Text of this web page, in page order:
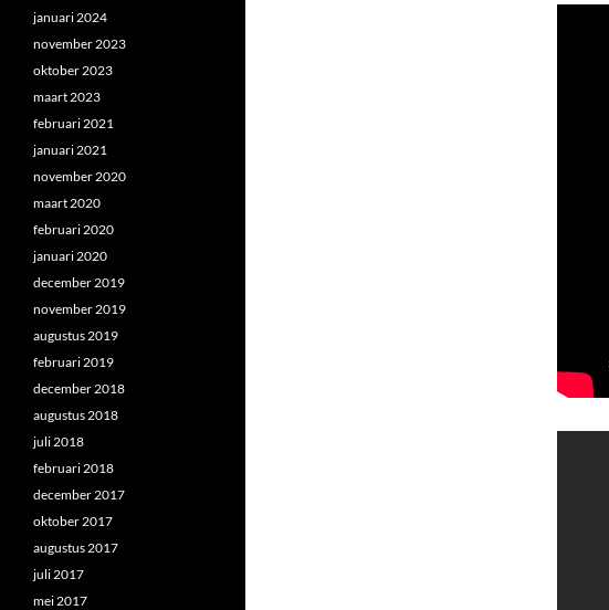
januari 2024
november 2023
oktober 2023
maart 2023
februari 2021
januari 2021
november 2020
maart 2020
februari 2020
januari 2020
december 2019
november 2019
augustus 2019
februari 2019
december 2018
augustus 2018
juli 2018
februari 2018
december 2017
oktober 2017
augustus 2017
juli 2017
mei 2017